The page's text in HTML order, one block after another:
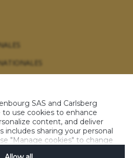
sur les données personnelles
Règlement jeux concours
All rights reserved 2021
SAS and Carlsberg
use cookies to enhance
content, and deliver
includes sharing your personal
"Manage cookies" to change